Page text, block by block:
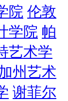
院 伦敦
学院 帕
艺术学
州艺术
谢菲尔